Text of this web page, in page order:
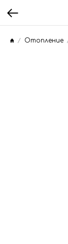
Отопление